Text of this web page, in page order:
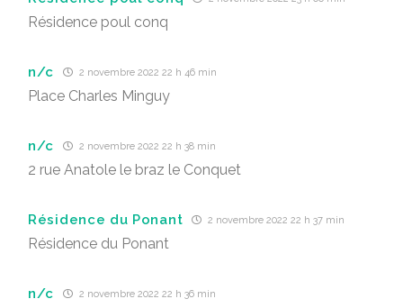
Résidence poul conq
n/c 2 novembre 2022 22 h 46 min
Place Charles Minguy
n/c 2 novembre 2022 22 h 38 min
2 rue Anatole le braz le Conquet
Résidence du Ponant 2 novembre 2022 22 h 37 min
Résidence du Ponant
n/c 2 novembre 2022 22 h 36 min